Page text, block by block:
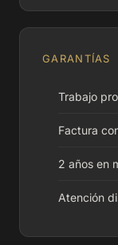
GARANTÍAS
Trabajo
Factura
2 años en
Atención